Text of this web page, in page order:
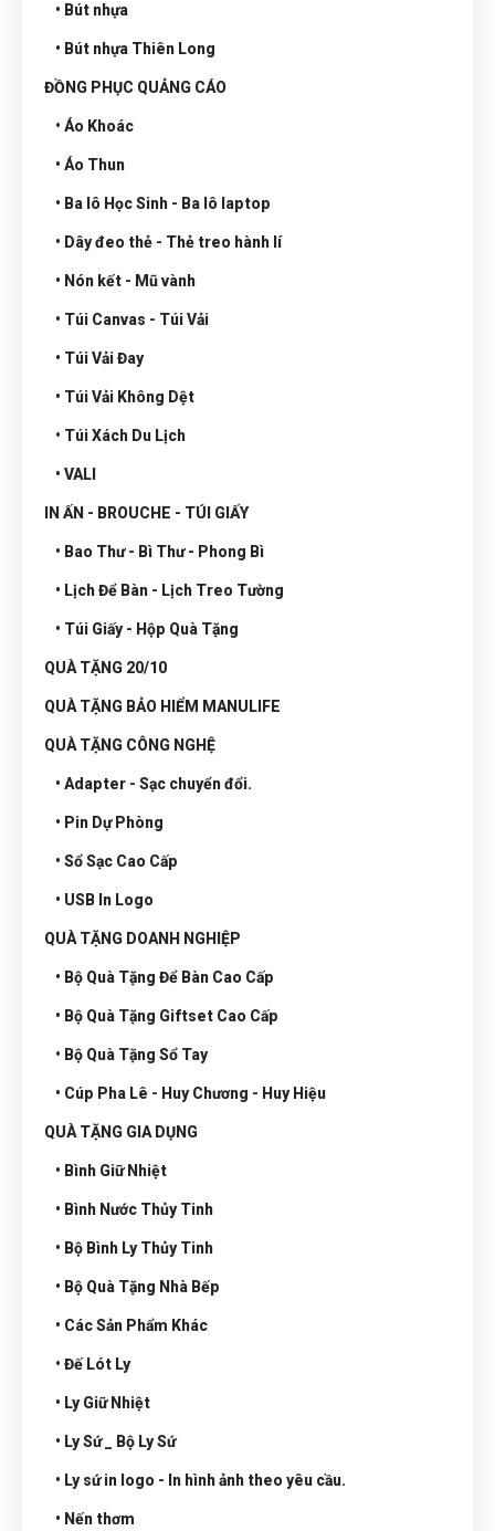
• Bút nhựa
• Bút nhựa Thiên Long
ĐỒNG PHỤC QUẢNG CÁO
• Áo Khoác
• Áo Thun
• Ba lô Học Sinh - Ba lô laptop
• Dây đeo thẻ - Thẻ treo hành lí
• Nón kết - Mũ vành
• Túi Canvas - Túi Vải
• Túi Vải Đay
• Túi Vải Không Dệt
• Túi Xách Du Lịch
• VALI
IN ẤN - BROUCHE - TÚI GIẤY
• Bao Thư - Bì Thư - Phong Bì
• Lịch Để Bàn - Lịch Treo Tường
• Túi Giấy - Hộp Quà Tặng
QUÀ TẶNG 20/10
QUÀ TẶNG BẢO HIỂM MANULIFE
QUÀ TẶNG CÔNG NGHỆ
• Adapter - Sạc chuyển đổi.
• Pin Dự Phòng
• Sổ Sạc Cao Cấp
• USB In Logo
QUÀ TẶNG DOANH NGHIỆP
• Bộ Quà Tặng Để Bàn Cao Cấp
• Bộ Quà Tặng Giftset Cao Cấp
• Bộ Quà Tặng Sổ Tay
• Cúp Pha Lê - Huy Chương - Huy Hiệu
QUÀ TẶNG GIA DỤNG
• Bình Giữ Nhiệt
• Bình Nước Thủy Tinh
• Bộ Bình Ly Thủy Tinh
• Bộ Quà Tặng Nhà Bếp
• Các Sản Phẩm Khác
• Đế Lót Ly
• Ly Giữ Nhiệt
• Ly Sứ _ Bộ Ly Sứ
• Ly sứ in logo - In hình ảnh theo yêu cầu.
• Nến thơm